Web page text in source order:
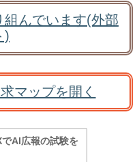
んでいます(外部
)
マップを開く
AI広報の試験を